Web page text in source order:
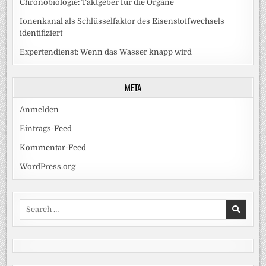
Chronobiologie: Taktgeber für die Organe
Ionenkanal als Schlüsselfaktor des Eisenstoffwechsels
identifiziert
Expertendienst: Wenn das Wasser knapp wird
META
Anmelden
Eintrags-Feed
Kommentar-Feed
WordPress.org